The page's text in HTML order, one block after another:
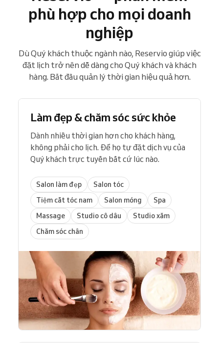
phù hợp cho mọi doanh
nghiệp
Dù Quý khách thuộc ngành nào, Reservio giúp việc
đặt lịch trở nên dễ dàng cho Quý khách và khách
hàng. Bắt đầu quản lý thời gian hiệu quả hơn.
Làm đẹp & chăm sóc sức khỏe
Dành nhiều thời gian hơn cho khách hàng,
không phải cho lịch. Để họ tự đặt dịch vụ của
Quý khách trực tuyến bất cứ lúc nào.
Salon làm đẹp
Salon tóc
Tiệm cắt tóc nam
Salon móng
Spa
Massage
Studio cô dâu
Studio xăm
Chăm sóc chân